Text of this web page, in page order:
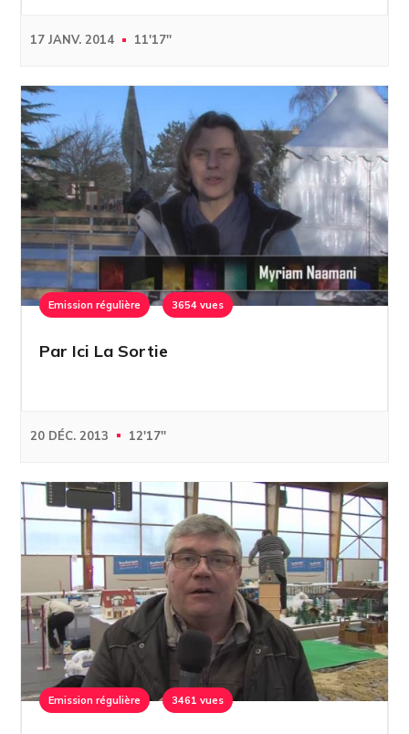
17 JANV. 2014 11'17''
Emission régulière 3654 vues
Par Ici La Sortie
20 DÉC. 2013 12'17''
Emission régulière 3461 vues